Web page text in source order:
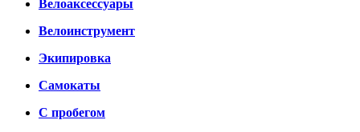
Велоаксессуары
Велоинструмент
Экипировка
Самокаты
С пробегом